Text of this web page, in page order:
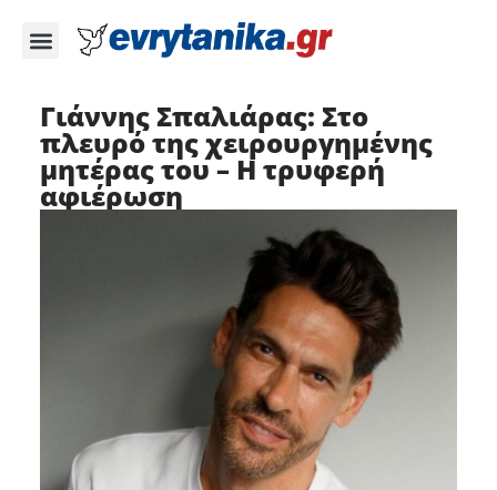
Γιάννης Σπαλιάρας: Στο
πλευρό της χειρουργημένης
μητέρας του – Η τρυφερή
αφιέρωση